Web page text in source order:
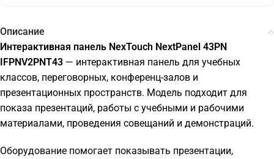
Описание
Интерактивная панель NexTouch NextPanel 43PN
IFPNV2PNT43 — интерактивная панель для учебных
классов, переговорных, конференц-залов и
презентационных пространств. Модель подходит для
показа презентаций, работы с учебными и рабочими
материалами, проведения совещаний и демонстраций.
Оборудование помогает показывать презентации,